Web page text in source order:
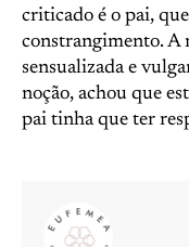
criticado é o pai,
constrangimento. A
sensualizada e
noção, achou que
pai tinha que ter